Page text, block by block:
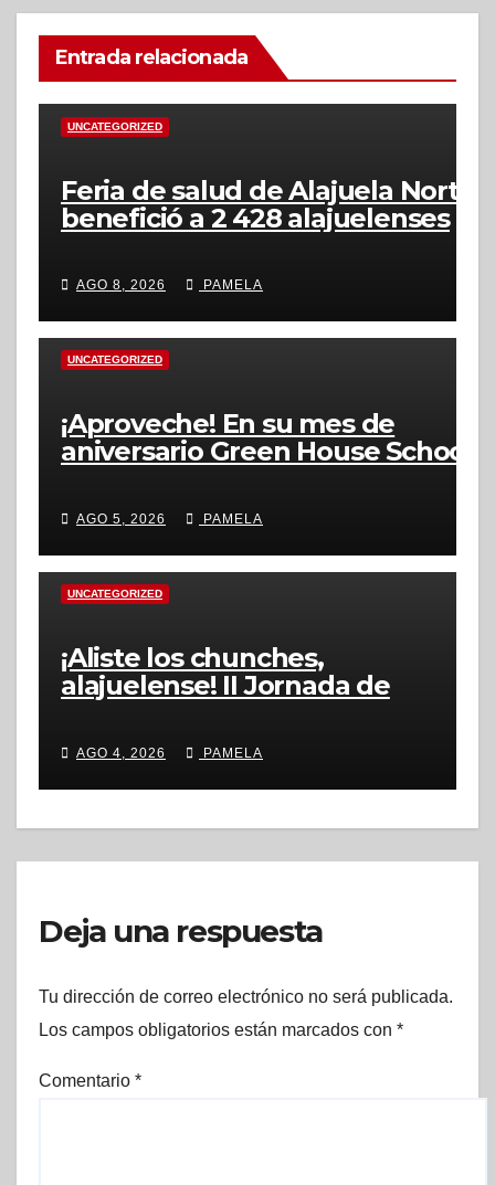
Entrada relacionada
UNCATEGORIZED
Feria de salud de Alajuela Norte
benefició a 2 428 alajuelenses
AGO 8, 2026 PAMELA
UNCATEGORIZED
¡Aproveche! En su mes de
aniversario Green House School
matrículas, durante agosto
AGO 5, 2026 PAMELA
UNCATEGORIZED
¡Aliste los chunches,
alajuelense! II Jornada de
Tradicionales se realizará en
setiembre
AGO 4, 2026 PAMELA
Deja una respuesta
Tu dirección de correo electrónico no será publicada.
Los campos obligatorios están marcados con *
Comentario *